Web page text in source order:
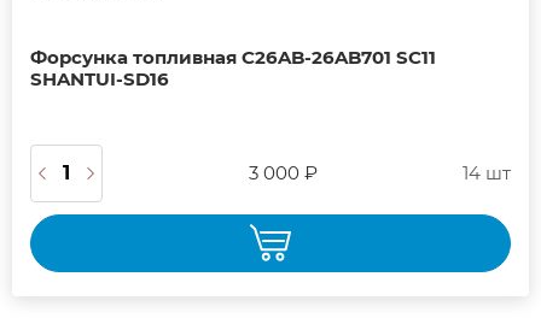
Форсунка топливная C26AB-26AB701 SC11
SHANTUI-SD16
3 000 ₽ 14 шт